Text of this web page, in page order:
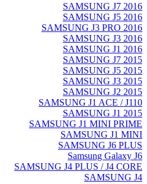
SAMSUNG
SAMSUNG
SAMSUNG J3
SAMSUNG
SAMSUNG
SAMSUNG
SAMSUNG
SAMSUNG
SAMSUNG
SAMSUNG J1
SAMSUNG
SAMSUNG J1 MINI
SAMSUNG
SAMSUNG
Samsung
SAMSUNG J4 PLUS /